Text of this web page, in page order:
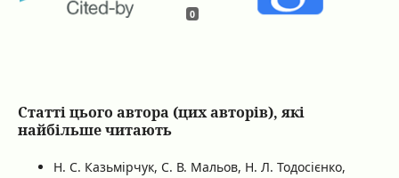
0
Статті цього автора (цих авторів), які
найбільше читають
Н. С. Казьмірчук, С. В. Мальов, Н. Л. Тодосієнко,